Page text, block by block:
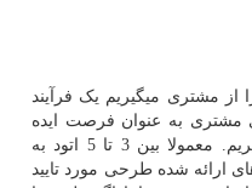
از مشتری میگیریم یک فرآیند
را برای مشتری به عنوان فرصت ایده
پردازی و طراحی لوگو در نظر میگیریم. معمولا بین 3 تا 5 اتود به
ارائه شده طرحی مورد تایید